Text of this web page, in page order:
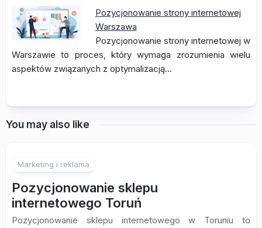
Pozycjonowanie strony internetowej
Warszawa
Pozycjonowanie strony internetowej w
Warszawie to proces, który wymaga zrozumienia wielu
aspektów związanych z optymalizacją…
You may also like
Marketing i reklama
Pozycjonowanie sklepu
internetowego Toruń
Pozycjonowanie sklepu internetowego w Toruniu to